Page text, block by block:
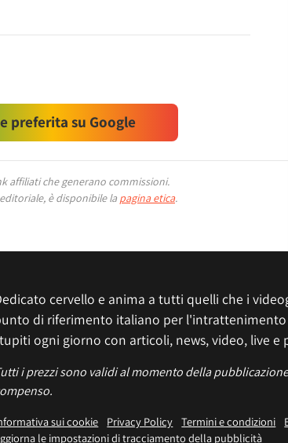
preferita su Google
affiliati che generano commissioni.
è disponibile la pagina etica.
cervello e anima a tutti quelli che i
di riferimento italiano per l'intrattenimento
ogni giorno con articoli, news, video, live e
i prezzi sono validi al momento della
sui cookie Privacy Policy Termini e condizioni
le impostazioni di tracciamento della pubblicità